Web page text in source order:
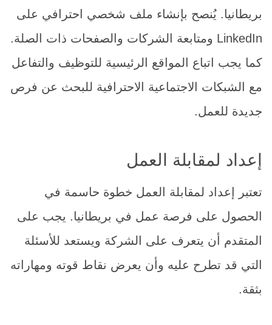
بريطانيا. يُنصح بإنشاء ملف شخصي احترافي على
LinkedIn ومتابعة الشركات والصفحات ذات الصلة.
كما يجب اتباع المواقع الرئيسية للتوظيف والتفاعل
مع الشبكات الاجتماعية الاحترافية للبحث عن فرص
جديدة للعمل.
إعداد لمقابلة العمل
تعتبر إعداد لمقابلة العمل خطوة حاسمة في
الحصول على فرصة عمل في بريطانيا. يجب على
المتقدم أن يتعرف على الشركة ويستعد للأسئلة
التي قد تطرح عليه وأن يعرض نقاط قوته ومهاراته
بثقة.